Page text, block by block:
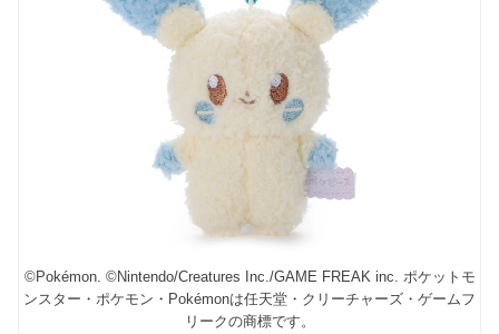
©Pokémon. ©Nintendo/Creatures Inc./GAME FREAK inc. ポケットモ
ンスター・ポケモン・Pokémonは任天堂・クリーチャーズ・ゲームフ
リークの商標です。